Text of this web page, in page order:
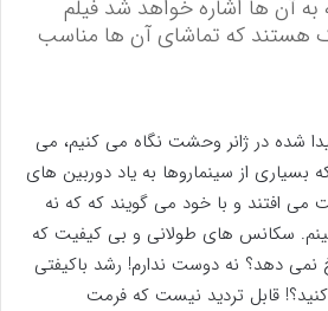
به آن ها اشاره خواهد شد فیلم
هستند که تماشای آن ها مناسب
شده در ژانر وحشت نگاه می کنیم، می
بسیاری از سینماروها به یاد دوربین های
می افتند و با خود می گویند که که نه
سکانس های طولانی و بی کیفیت که
نمی دهد؟ نه دوست ندارم! رشد باکیفتی
قابل تردید نیست که فرمت